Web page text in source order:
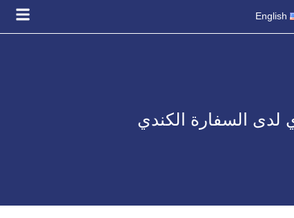
English
لدى السفارة الكندي